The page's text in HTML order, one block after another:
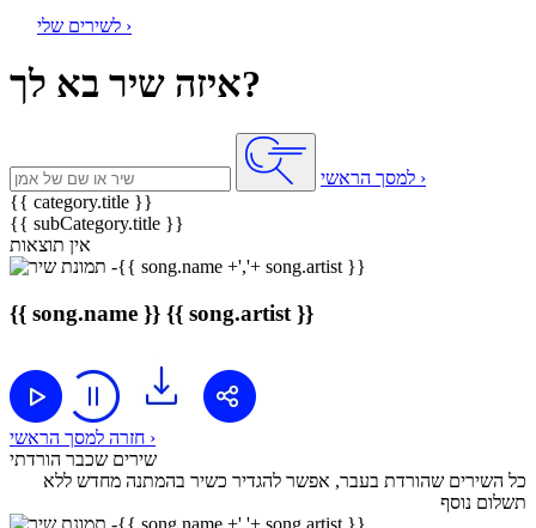
לשירים שלי ›
איזה שיר בא לך?
למסך הראשי ›
{{ category.title }}
{{ subCategory.title }}
אין תוצאות
{{ song.name }} {{ song.artist }}
חזרה למסך הראשי ›
שירים שכבר הורדתי
כל השירים שהורדת בעבר, אפשר להגדיר כשיר בהמתנה מחדש ללא
תשלום נוסף